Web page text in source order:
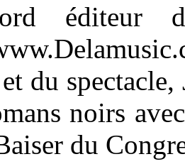
du
noirs
du